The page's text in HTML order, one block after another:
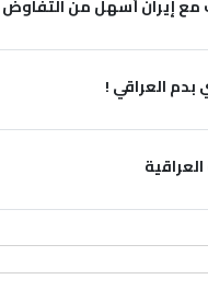
مع إيران أسهل من
العراقي !